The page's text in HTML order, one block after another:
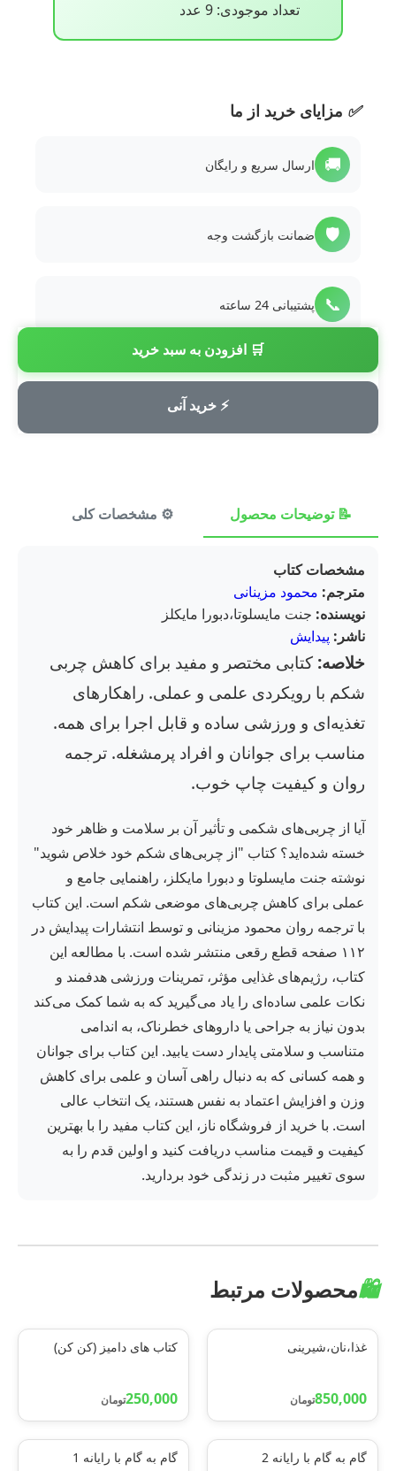
تعداد موجودی: 9 عدد
🛒 افزودن به سبد خرید
⚡ خرید آنی
✅ مزایای خرید از ما
🚚 ارسال سریع و رایگان
🛡️ ضمانت بازگشت وجه
📞 پشتیبانی 24 ساعته
💳 پرداخت امن
📝 توضیحات محصول ⚙️ مشخصات کلی
مشخصات کتاب
مترجم: محمود مزینانی
نویسنده: جنت مایسلوتا،دبورا مایکلز
ناشر: پیدایش
خلاصه: کتابی مختصر و مفید برای کاهش چربی
شکم با رویکردی علمی و عملی. راهکارهای
تغذیه‌ای و ورزشی ساده و قابل اجرا برای همه.
مناسب برای جوانان و افراد پرمشغله. ترجمه
روان و کیفیت چاپ خوب.
آیا از چربی‌های شکمی و تأثیر آن بر سلامت و ظاهر خود
خسته شده‌اید؟ کتاب "از چربی‌های شکم خود خلاص شوید"
نوشته جنت مایسلوتا و دبورا مایکلز، راهنمایی جامع و
عملی برای کاهش چربی‌های موضعی شکم است. این کتاب
با ترجمه روان محمود مزینانی و توسط انتشارات پیدایش در
۱۱۲ صفحه قطع رقعی منتشر شده است. با مطالعه این
کتاب، رژیم‌های غذایی مؤثر، تمرینات ورزشی هدفمند و
نکات علمی ساده‌ای را یاد می‌گیرید که به شما کمک می‌کند
بدون نیاز به جراحی یا داروهای خطرناک، به اندامی
متناسب و سلامتی پایدار دست یابید. این کتاب برای جوانان
و همه کسانی که به دنبال راهی آسان و علمی برای کاهش
وزن و افزایش اعتماد به نفس هستند، یک انتخاب عالی
است. با خرید از فروشگاه ناز، این کتاب مفید را با بهترین
کیفیت و قیمت مناسب دریافت کنید و اولین قدم را به
سوی تغییر مثبت در زندگی خود بردارید.
🛍️محصولات مرتبط
غذا،نان،شیرینی
850,000تومان
کتاب های دامیز (کن کن)
250,000تومان
گام به گام با رایانه 2 گام به گام با رایانه 1